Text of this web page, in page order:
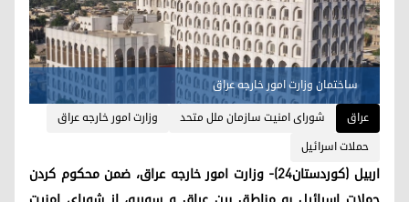
ساختمان وزارت امور خارجه عراق
عراق
شورای امنیت سازمان ملل متحد
وزارت امور خارجه عراق
حملات اسرائیل
اربیل (کوردستان٢٤)- وزارت امور خارجه عراق، ضمن محکوم کردن